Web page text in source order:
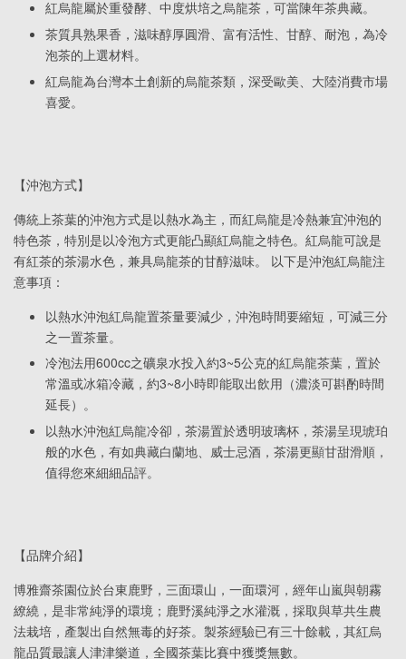
紅烏龍屬於重發酵、中度烘培之烏龍茶，可當陳年茶典藏。
茶質具熟果香，滋味醇厚圓滑、富有活性、甘醇、耐泡，為冷
泡茶的上選材料。
紅烏龍為台灣本土創新的烏龍茶類，深受歐美、大陸消費市場
喜愛。
【沖泡方式】
傳統上茶葉的沖泡方式是以熱水為主，而紅烏龍是冷熱兼宜沖泡的
特色茶，特別是以冷泡方式更能凸顯紅烏龍之特色。紅烏龍可說是
有紅茶的茶湯水色，兼具烏龍茶的甘醇滋味。 以下是沖泡紅烏龍注
意事項：
以熱水沖泡紅烏龍置茶量要減少，沖泡時間要縮短，可減三分
之一置茶量。
冷泡法用600cc之礦泉水投入約3~5公克的紅烏龍茶葉，置於
常溫或冰箱冷藏，約3~8小時即能取出飲用（濃淡可斟酌時間
延長）。
以熱水沖泡紅烏龍冷卻，茶湯置於透明玻璃杯，茶湯呈現琥珀
般的水色，有如典藏白蘭地、威士忌酒，茶湯更顯甘甜滑順，
值得您來細細品評。
【品牌介紹】
博雅齋茶園位於台東鹿野，三面環山，一面環河，經年山嵐與朝霧
繚繞，是非常純淨的環境；鹿野溪純淨之水灌溉，採取與草共生農
法栽培，產製出自然無毒的好茶。製茶經驗已有三十餘載，其紅烏
龍品質最讓人津津樂道，全國茶葉比賽中獲獎無數。